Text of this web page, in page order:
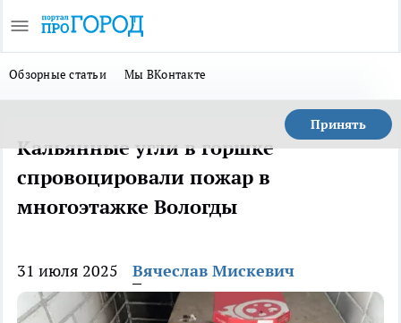
Обзорные статьи Мы ВКонтакте
Принять
Кальянные угли в горшке
спровоцировали пожар в
многоэтажке Вологды
31 июля 2025 Вячеслав Мискевич